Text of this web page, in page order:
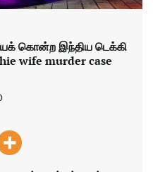
கொன்ற இந்திய டெக்கி
wife murder case